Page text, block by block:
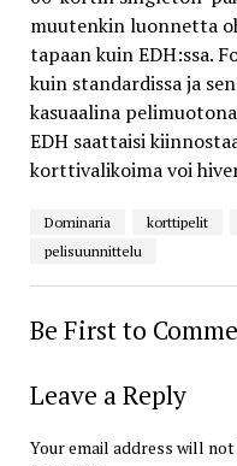
muutenkin luonnetta
tapaan kuin EDH:ssa.
kuin standardissa ja
kasuaalina
EDH saattaisi
korttivalikoima voi
Dominaria korttipelit
pelisuunnittelu
Be First to
Leave a Reply
Your email address will